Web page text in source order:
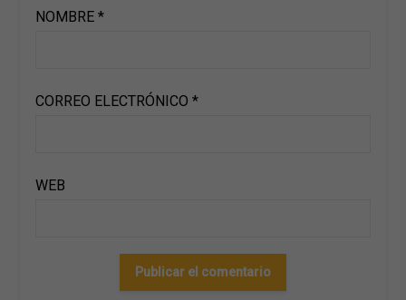
NOMBRE *
CORREO ELECTRÓNICO *
WEB